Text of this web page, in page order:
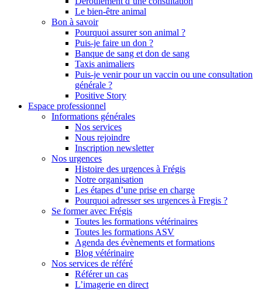
Le bien-être animal
Bon à savoir
Pourquoi assurer son animal ?
Puis-je faire un don ?
Banque de sang et don de sang
Taxis animaliers
Puis-je venir pour un vaccin ou une consultation
générale ?
Positive Story
Espace professionnel
Informations générales
Nos services
Nous rejoindre
Inscription newsletter
Nos urgences
Histoire des urgences à Frégis
Notre organisation
Les étapes d’une prise en charge
Pourquoi adresser ses urgences à Fregis ?
Se former avec Frégis
Toutes les formations vétérinaires
Toutes les formations ASV
Agenda des évènements et formations
Blog vétérinaire
Nos services de référé
Référer un cas
L’imagerie en direct